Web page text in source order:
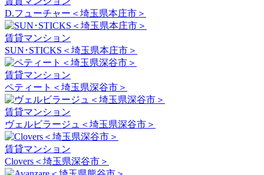
D.フューチャー＜埼玉県本庄市＞
賃貸マンション
SUN･STICKS＜埼玉県本庄市＞
賃貸マンション
ペティート＜埼玉県深谷市＞
賃貸マンション
ヴェルビラージュ＜埼玉県深谷市＞
賃貸マンション
Clovers＜埼玉県深谷市＞